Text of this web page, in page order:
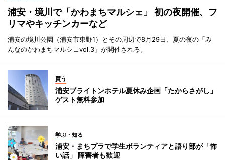
浦安・境川で「かわまちマルシェ」 初の夜開催、フ
リマやキッチンカーなど
浦安の境川公園（浦安市東野1）とその周辺で8月29日、夏の夜の「み
んなのかわまちマルシェvol.3」が開催される。
買う
浦安ブライトンホテル夏休み企画「たからさがし」
ゲスト無料参加
学ぶ・知る
浦安・まちプラで学生ボランティアと語り部が「怖
い話」 障害者も歓迎